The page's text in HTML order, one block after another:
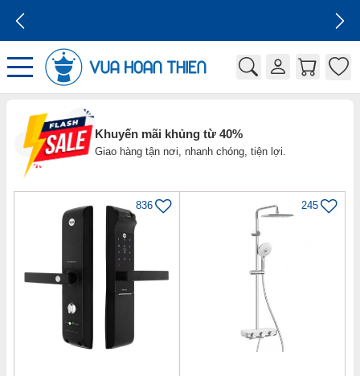
Khuyến mãi khủng từ 40%
Giao hàng tận nơi, nhanh chóng, tiện lợi.
836 245